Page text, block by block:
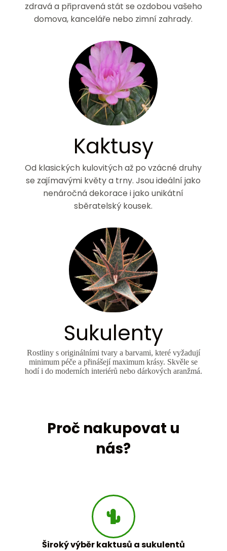
zdravá a připravená stát se ozdobou vašeho
domova, kanceláře nebo zimní zahrady.
Kaktusy
Od klasických kulovitých až po vzácné druhy
se zajímavými květy a trny. Jsou ideální jako
nenáročná dekorace i jako unikátní
sběratelský kousek.
Sukulenty
Rostliny s originálními tvary a barvami, které vyžadují
minimum péče a přinášejí maximum krásy. Skvěle se
hodí i do moderních interiérů nebo dárkových aranžmá.
Proč nakupovat u
nás?
Široký výběr kaktusů a sukulentů